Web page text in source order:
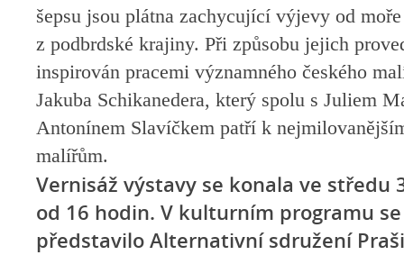
šepsu jsou plátna zachycující výjevy od
z podbrdské krajiny. Při způsobu jejich
inspirován pracemi významného českého
Jakuba Schikanedera, který spolu s Juliem
Antonínem Slavíčkem patří k
malířům.
Vernisáž výstavy se konala ve středu
od 16 hodin. V kulturním programu se
představilo Alternativní sdružení